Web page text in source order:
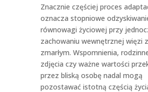
Znacznie częściej proces
oznacza stopniowe
równowagi życiowej przy
zachowaniu wewnętrznej więzi
zmarłym. Wspomnienia,
zdjęcia czy ważne wartości
przez bliską osobę nadal mogą
pozostawać istotną częścią